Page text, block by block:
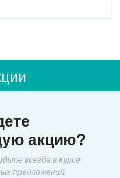
акцию?
всегда в курсе
предложений